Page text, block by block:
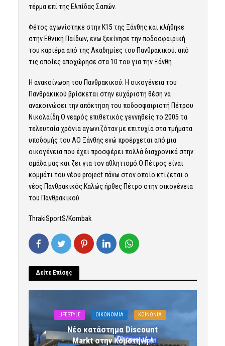
τέρμα επί της Ελπίδας Σαπών.
Φέτος αγωνίστηκε στην Κ15 της Ξάνθης και κλήθηκε
στην Εθνική Παίδων, ενω ξεκίνησε την ποδοσφαιρική
του καριέρα από της Ακαδημίες του Πανθρακικού, από
τις οποίες αποχώρησε στα 10 του για την Ξάνθη.
Η ανακοίνωση του Πανθρακικού: Η οικογένεια του
Πανθρακικού βρίσκεται στην ευχάριστη θέση να
ανακοινώσει την απόκτηση του ποδοσφαιριστή Πέτρου
Νικολαΐδη.Ο νεαρός επιθετικός γεννηθείς το 2005 τα
τελευταία χρόνια αγωνιζόταν με επιτυχία στα τμήματα
υποδομής του ΑΟ Ξάνθης ενώ προέρχεται από μια
οικογένεια που έχει προσφέρει πολλά διαχρονικά στην
ομάδα μας και ζει για τον αθλητισμό.Ο Πέτρος είναι
κομμάτι του νέου project πάνω στον οποίο κτίζεται ο
νέος Πανθρακικός.Καλώς ήρθες Πέτρο στην οικογένεια
του Πανθρακικού.
ThrakiSportS/Kombak
Δείτε Επίσης
LIFESTYLE OIKONOMIA ΚΟΙΝΩΝΙΑ
Νέο κατάστημα Discount
Markt στην Κομοτηνή !